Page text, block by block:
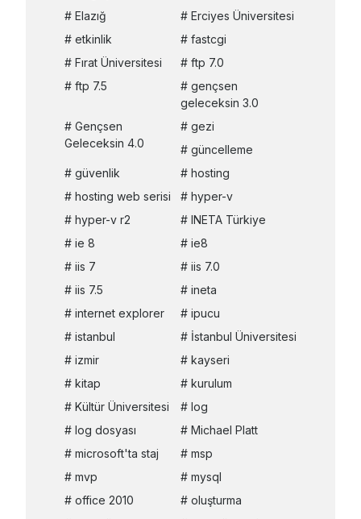
Elazığ
Erciyes Üniversitesi
etkinlik
fastcgi
Fırat Üniversitesi
ftp 7.0
ftp 7.5
gençsen
geleceksin 3.0
Gençsen
Geleceksin 4.0
gezi
güncelleme
güvenlik
hosting
hosting web serisi
hyper-v
hyper-v r2
INETA Türkiye
ie 8
ie8
iis 7
iis 7.0
iis 7.5
ineta
internet explorer
ipucu
istanbul
İstanbul Üniversitesi
izmir
kayseri
kitap
kurulum
Kültür Üniversitesi
log
log dosyası
Michael Platt
microsoft'ta staj
msp
mvp
mysql
office 2010
oluşturma